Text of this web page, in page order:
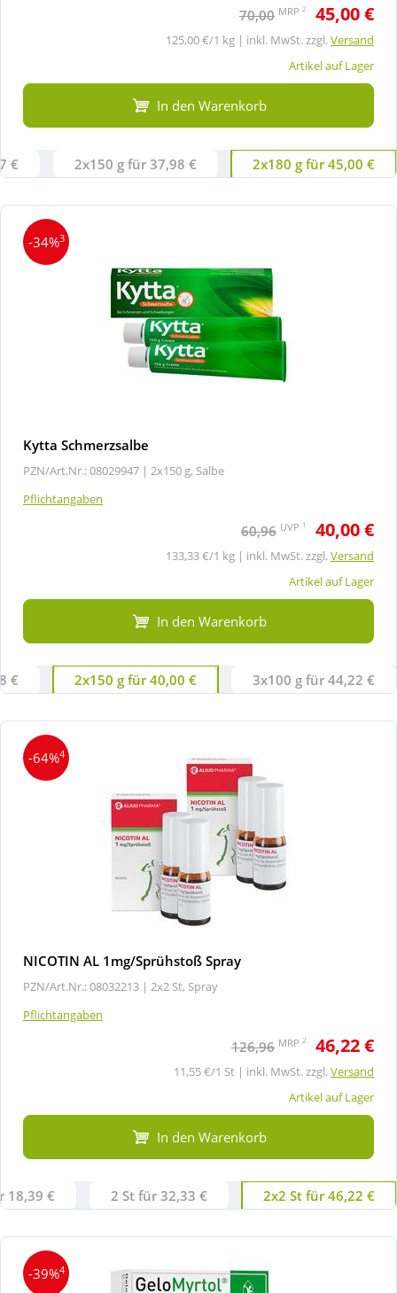
70,00 MRP 2 45,00 €
125,00 €/1 kg | inkl. MwSt. zzgl.Versand
Artikel auf Lager
In den Warenkorb
€ 2x150 g für 37,98 € 2x180 g für 45,00 €
-34%3
Kytta Schmerzsalbe
PZN/Art.Nr.: 08029947 | 2x150 g, Salbe
Pflichtangaben
60,96 UVP 1 40,00 €
133,33 €/1 kg | inkl. MwSt. zzgl.Versand
Artikel auf Lager
In den Warenkorb
€ 2x150 g für 40,00 € 3x100 g für 44,22 €
-64%4
NICOTIN AL 1mg/Sprühstoß Spray
PZN/Art.Nr.: 08032213 | 2x2 St, Spray
Pflichtangaben
126,96 MRP 2 46,22 €
11,55 €/1 St | inkl. MwSt. zzgl.Versand
Artikel auf Lager
In den Warenkorb
18,39 € 2 St für 32,33 € 2x2 St für 46,22 €
-39%4